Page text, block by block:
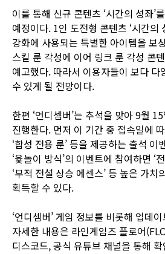
이를 통해 신규 콘텐츠 ‘시간의 성좌’
예정이다. 1인 도전형 콘텐츠 ‘시간의
강화에 사용되는 특별한 아이템을 보
스킬 룬 각성에 이어 링크 룬 각성 콘
예고했다. 따라서 이용자들이 보다 다
수 있게 될 전망이다.
한편 ‘언디셈버’는 추석을 맞아 9월
진행한다. 먼저 이 기간 중 접속일에
‘합성 전용 룬’ 등을 제공하는 출석
‘윷놀이 방식’의 이벤트에 참여하면 ‘
‘부적 전설 상승 에센스’ 등 높은 가치
획득할 수 있다.
‘언디셈버’ 게임 정보를 비롯해 업데
자세한 내용은 라인게임즈 플로어
디스코드,공식 유튜브 채널을 통해